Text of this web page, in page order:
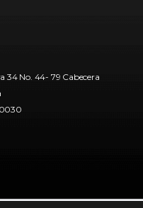
34 No. 44- 79 Cabecera